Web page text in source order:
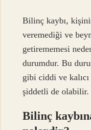
Bilinç kaybı,
veremediği ve
getirememesi
durumdur. Bu
gibi ciddi ve
şiddetli de olabilir.
Bilinç